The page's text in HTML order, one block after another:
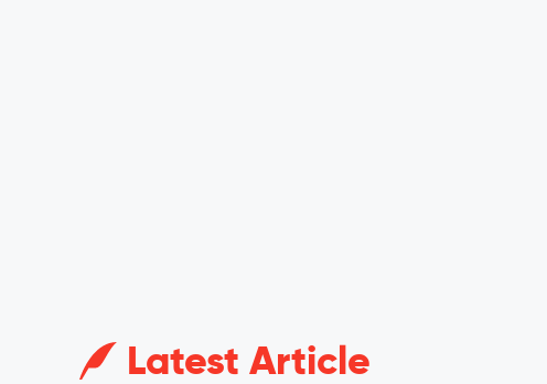
Latest Article